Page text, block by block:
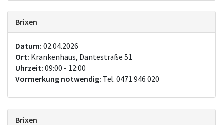
Brixen
Datum: 02.04.2026
Ort: Krankenhaus, Dantestraße 51
Uhrzeit: 09:00 - 12:00
Vormerkung notwendig: Tel. 0471 946 020
Brixen